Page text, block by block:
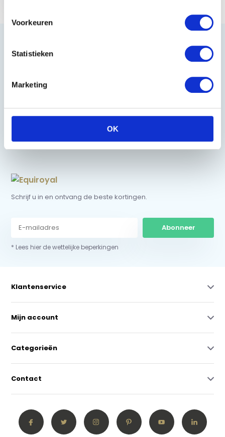
Voorkeuren
Statistieken
Marketing
OK
info@equiroyal.nl
Schrijf u in en ontvang de beste kortingen.
Abonneer
* Lees hier de wettelijke beperkingen
Klantenservice
Mijn account
Categorieën
Contact